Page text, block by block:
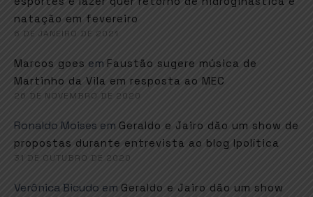
natação em fevereiro
6 DE JANEIRO DE 2021
Marcos goes em Faustão sugere música de
Martinho da Vila em resposta ao MEC
26 DE NOVEMBRO DE 2020
Ronaldo Moises em Geraldo e Jairo dão um show de
propostas durante entrevista ao blog Ipolítica
31 DE OUTUBRO DE 2020
Verônica Bicudo em Geraldo e Jairo dão um show